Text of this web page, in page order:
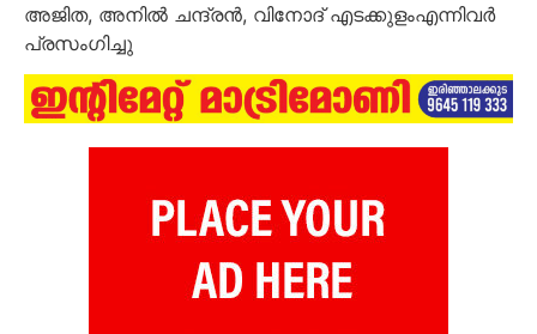
അജിത, അനിൽ ചന്ദ്രൻ, വിനോദ് എടക്കുളംഎന്നിവർ
പ്രസംഗിച്ചു